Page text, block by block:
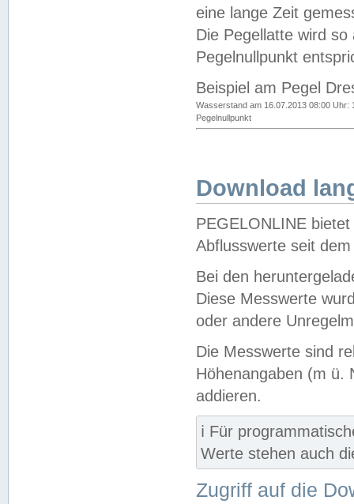
eine lange Zeit
Die Pegellatte wird
Pegelnullpunkt
Beispiel am Pegel
Wasserstand am 16.07.2013 08:00 Uhr:
Pegelnullpunkt
Download
PEGELONLINE
Abflusswerte seit
Bei den
Diese Messwerte
oder andere
Die Messwerte sind
Höhenangaben (m ü.
addieren.
ℹ️ Für
Werte stehen auch
Zugriff auf die